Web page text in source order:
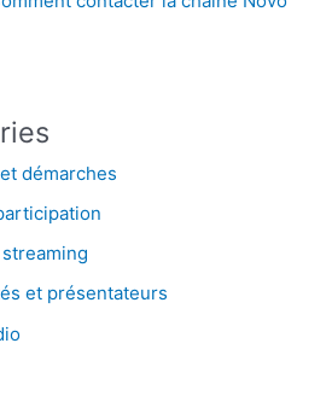
démarches
et présentateurs